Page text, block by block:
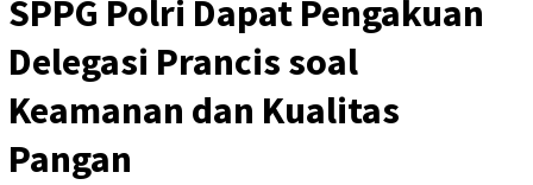
SPPG Polri Dapat Pengakuan
Delegasi Prancis soal
Keamanan dan Kualitas
Pangan